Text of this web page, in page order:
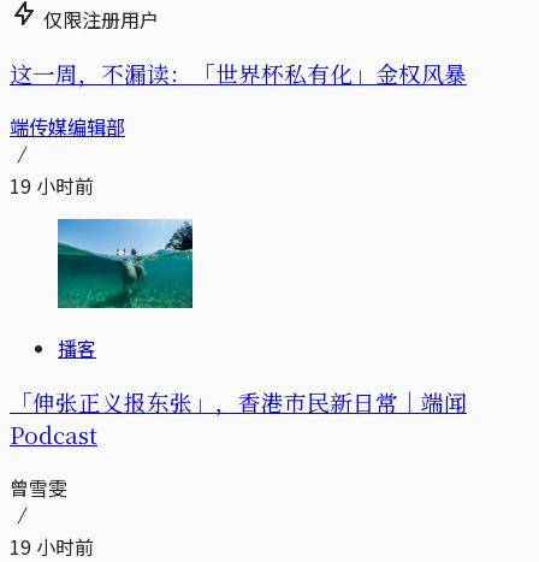
仅限注册用户
这一周，不漏读：「世界杯私有化」金权风暴
端传媒编辑部
19 小时前
播客
「伸张正义报东张」，香港市民新日常｜端闻
Podcast
曾雪雯
19 小时前